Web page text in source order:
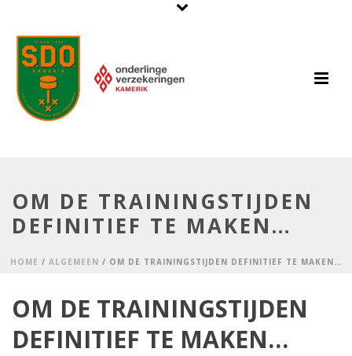
OM DE TRAININGSTIJDEN
DEFINITIEF TE MAKEN…
HOME / ALGEMEEN / OM DE TRAININGSTIJDEN DEFINITIEF TE MAKEN…
OM DE TRAININGSTIJDEN
DEFINITIEF TE MAKEN…